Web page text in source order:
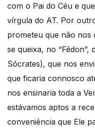
com o Pai do Céu e
vírgula do AT. Por
prometeu que não nos
se queixa, no
Sócrates), que nos
que ficaria connosco
nos ensinaria toda a
estávamos aptos a
conveniência que Ele